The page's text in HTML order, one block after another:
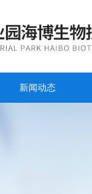
新闻动态